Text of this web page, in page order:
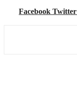
Facebook Twitter